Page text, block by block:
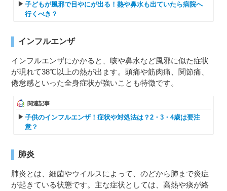
子どもが風邪で目やにが出る！熱や鼻水も出ていたら病院へ
行くべき？
インフルエンザ
インフルエンザにかかると、咳や鼻水など風邪に似た症状
が現れて38℃以上の熱が出ます。頭痛や筋肉痛、関節痛、
倦怠感といった全身症状が強いことも特徴です。
関連記事
子供のインフルエンザ！症状や対処法は？2・3・4歳は要注
意？
肺炎
肺炎とは、細菌やウイルスによって、のどから肺まで炎症
が起きている状態です。主な症状としては、高熱や痰が絡